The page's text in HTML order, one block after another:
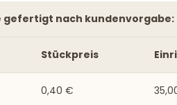
gefertigt nach kundenvorgabe:
Stückpreis
0,40 €